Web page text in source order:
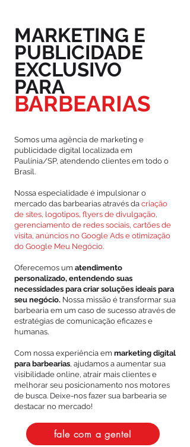
MARKETING E
PUBLICIDADE
EXCLUSIVO
PARA
BARBEARIAS
Somos uma agência de marketing e
publicidade digital localizada em
Paulínia/SP, atendendo clientes em todo o
Brasil.
Nossa especialidade é impulsionar o
mercado das barbearias através da criação
de sites, logotipos, flyers de divulgação,
gerenciamento de redes sociais, cartões de
visita, anúncios no Google Ads e otimização
do Google Meu Negócio.
Oferecemos um atendimento
personalizado, entendendo suas
necessidades para criar soluções ideais para
seu negócio. Nossa missão é transformar sua
barbearia em um caso de sucesso através de
estratégias de comunicação eficazes e
humanas.
Com nossa experiência em marketing digital
para barbearias, ajudamos a aumentar sua
visibilidade online, atrair mais clientes e
melhorar seu posicionamento nos motores
de busca. Deixe-nos fazer sua barbearia se
destacar no mercado!
fale com a gente!